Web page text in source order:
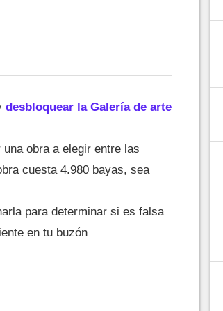
desbloquear la Galería de arte
obra a elegir entre las
cuesta 4.980 bayas, sea
para determinar si es falsa
en tu buzón